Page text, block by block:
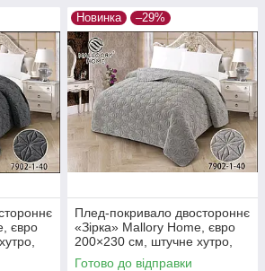
євро
Новинка –29%
Плед-покривало двостороннє
«Зірка» Mallory Home, євро
200×230 см, штучне хутро,
м’яке та тепле
Готово до відправки